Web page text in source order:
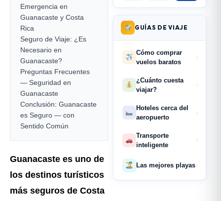
Emergencia en
Guanacaste y Costa
Rica
Seguro de Viaje: ¿Es
Necesario en
Guanacaste?
Preguntas Frecuentes
— Seguridad en
Guanacaste
Conclusión: Guanacaste
es Seguro — con
Sentido Común
Guanacaste es uno de
los destinos turísticos
más seguros de Costa
GUÍAS DE VIAJE
Cómo comprar
vuelos baratos
›
¿Cuánto cuesta
viajar?
›
Hoteles cerca del
aeropuerto
›
Transporte
inteligente
›
Las mejores playas ›